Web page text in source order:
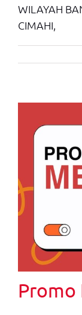
WILAYAH
CIMAHI,
Promo